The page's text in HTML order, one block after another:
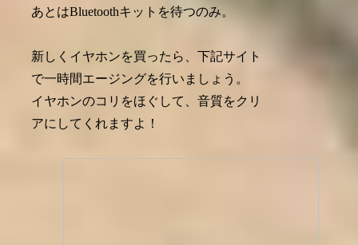
あとはBluetoothキットを待つのみ。
新しくイヤホンを買ったら、下記サイト
で一時間エージングを行いましょう。
イヤホンのコリをほぐして、音質をクリ
アにしてくれますよ！